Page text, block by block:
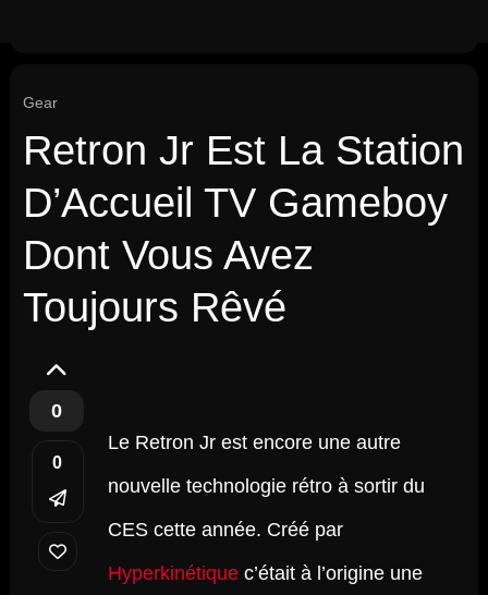
Gear
Retron Jr Est La Station
D’Accueil TV Gameboy
Dont Vous Avez
Toujours Rêvé
0
0
Le Retron Jr est encore une autre
nouvelle technologie rétro à sortir du
CES cette année. Créé par
Hyperkinétiquec’était à l’origine une